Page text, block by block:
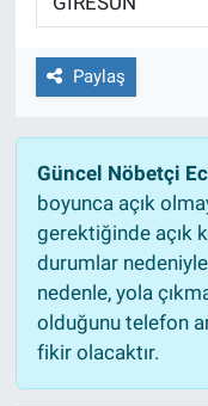
Paylaş
Güncel Nöbetçi
boyunca açık
gerektiğinde açık
durumlar
nedenle, yola
olduğunu telefon
fikir olacaktır.